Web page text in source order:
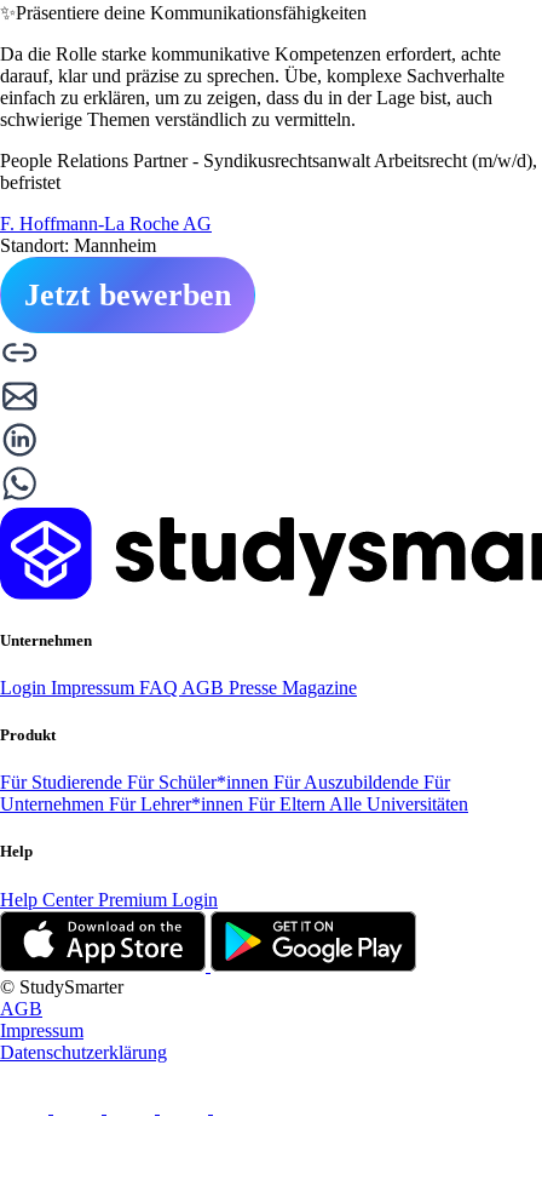
✨Präsentiere deine Kommunikationsfähigkeiten
Da die Rolle starke kommunikative Kompetenzen erfordert, achte
darauf, klar und präzise zu sprechen. Übe, komplexe Sachverhalte
einfach zu erklären, um zu zeigen, dass du in der Lage bist, auch
schwierige Themen verständlich zu vermitteln.
People Relations Partner - Syndikusrechtsanwalt Arbeitsrecht (m/w/d),
befristet
F. Hoffmann-La Roche AG
Standort: Mannheim
Jetzt bewerben
Unternehmen
Login Impressum FAQ AGB Presse Magazine
Produkt
Für Studierende Für Schüler*innen Für Auszubildende Für
Unternehmen Für Lehrer*innen Für Eltern Alle Universitäten
Help
Help CenterPremium Login
© StudySmarter
AGB
Impressum
Datenschutzerklärung